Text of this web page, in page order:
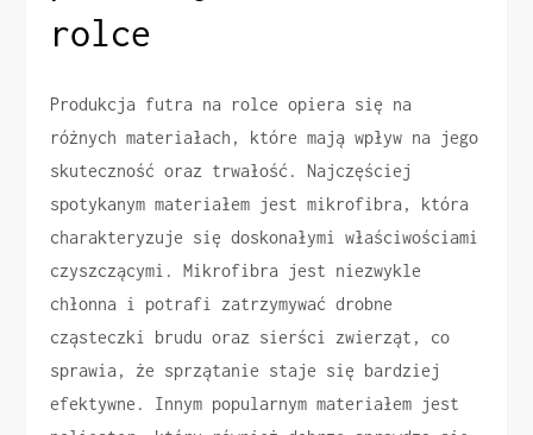
rolce
Produkcja futra na rolce opiera się na
różnych materiałach, które mają wpływ na jego
skuteczność oraz trwałość. Najczęściej
spotykanym materiałem jest mikrofibra, która
charakteryzuje się doskonałymi właściwościami
czyszczącymi. Mikrofibra jest niezwykle
chłonna i potrafi zatrzymywać drobne
cząsteczki brudu oraz sierści zwierząt, co
sprawia, że sprzątanie staje się bardziej
efektywne. Innym popularnym materiałem jest